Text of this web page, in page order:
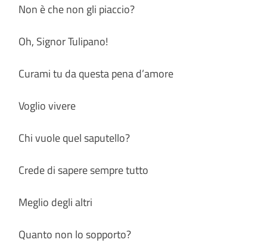
Non è che non gli piaccio?
Oh, Signor Tulipano!
Curami tu da questa pena d’amore
Voglio vivere
Chi vuole quel saputello?
Crede di sapere sempre tutto
Meglio degli altri
Quanto non lo sopporto?